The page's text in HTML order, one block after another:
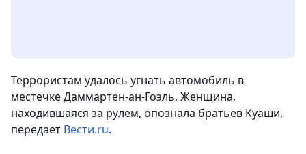
Террористам удалось угнать автомобиль в
местечке Даммартен-ан-Гоэль. Женщина,
находившаяся за рулем, опознала братьев Куаши,
передает Вести.ru.